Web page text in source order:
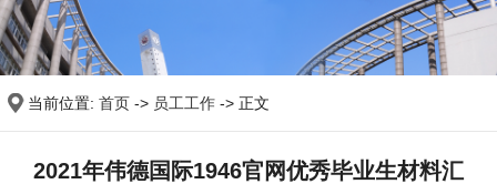
当前位置: 首页 -> 员工工作 -> 正文
2021年伟德国际1946官网优秀毕业生材料汇